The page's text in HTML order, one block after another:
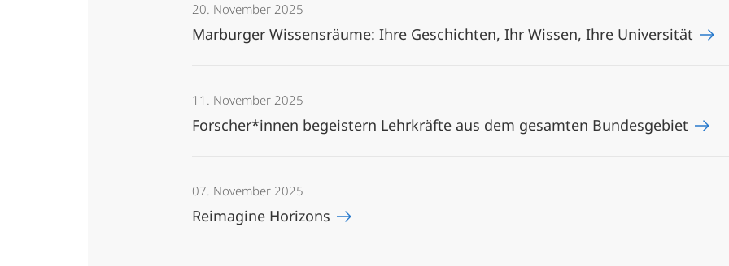
20. November 2025
Marburger Wissensräume: Ihre Geschichten, Ihr Wissen, Ihre Universität
11. November 2025
Forscher*innen begeistern Lehrkräfte aus dem gesamten Bundesgebiet
07. November 2025
Reimagine Horizons